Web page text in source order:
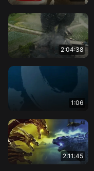
2:04:38
1:06
2:11:45